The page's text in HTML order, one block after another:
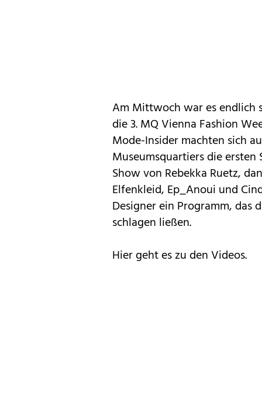
Am Mittwoch war es endlich
die 3. MQ Vienna Fashion
Mode-Insider machten sich
Museumsquartiers die
Show von Rebekka Ruetz,
Elfenkleid, Ep_Anoui und
Designer ein Programm, das
schlagen ließen.
Hier geht es zu den Videos.